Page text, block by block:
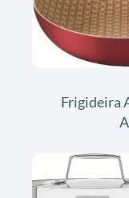
Frigideira